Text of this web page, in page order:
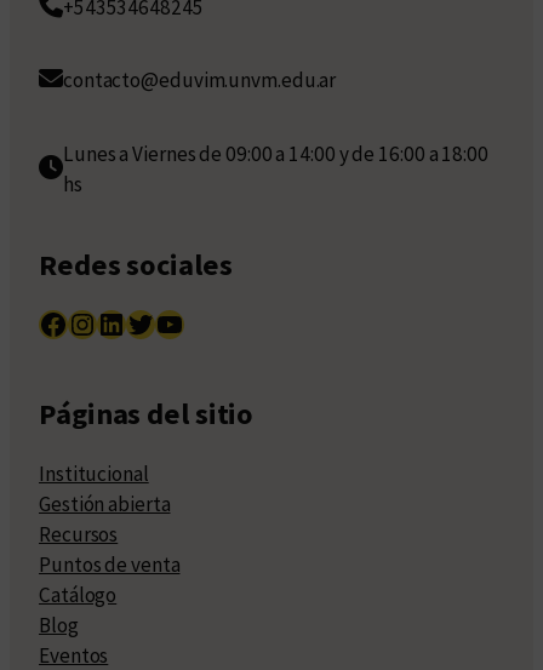
+543534648245
contacto@eduvim.unvm.edu.ar
Lunes a Viernes de 09:00 a 14:00 y de 16:00 a 18:00
hs
Redes sociales
Facebook InstagramLinkedIn Twitter YouTube
Páginas del sitio
Institucional
Gestión abierta
Recursos
Puntos de venta
Catálogo
Blog
Eventos